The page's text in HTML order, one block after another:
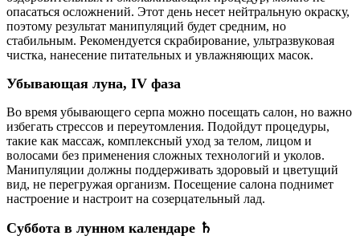
опасаться осложнений. Этот день несет нейтральную окраску,
поэтому результат манипуляций будет средним, но
стабильным. Рекомендуется скрабирование, ультразвуковая
чистка, нанесение питательных и увлажняющих масок.
Убывающая луна, IV фаза
Во время убывающего серпа можно посещать салон, но важно
избегать стрессов и переутомления. Подойдут процедуры,
такие как массаж, комплексный уход за телом, лицом и
волосами без применения сложных технологий и уколов.
Манипуляции должны поддерживать здоровый и цветущий
вид, не перегружая организм. Посещение салона поднимет
настроение и настроит на созерцательный лад.
Суббота в лунном календаре ♄